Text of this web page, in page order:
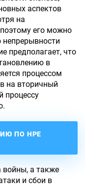
аспектов
на
его можно
предполагает, что
в
процессом
на вторичный
процессу
ПО HPE
войны, а также
и сбои в